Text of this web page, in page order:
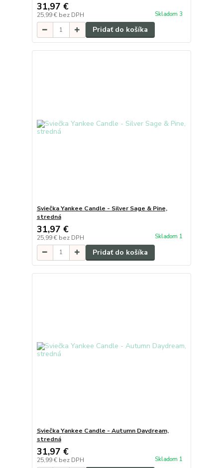
31,97 €
25,99 € bez DPH Skladom 3
Pridať do košíka
Sviečka Yankee Candle - Silver Sage & Pine,
stredná
31,97 €
25,99 € bez DPH Skladom 1
Pridať do košíka
Sviečka Yankee Candle - Autumn Daydream,
stredná
31,97 €
25,99 € bez DPH Skladom 1